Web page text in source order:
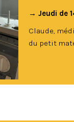
→ Jeudi de
Claude,
du petit